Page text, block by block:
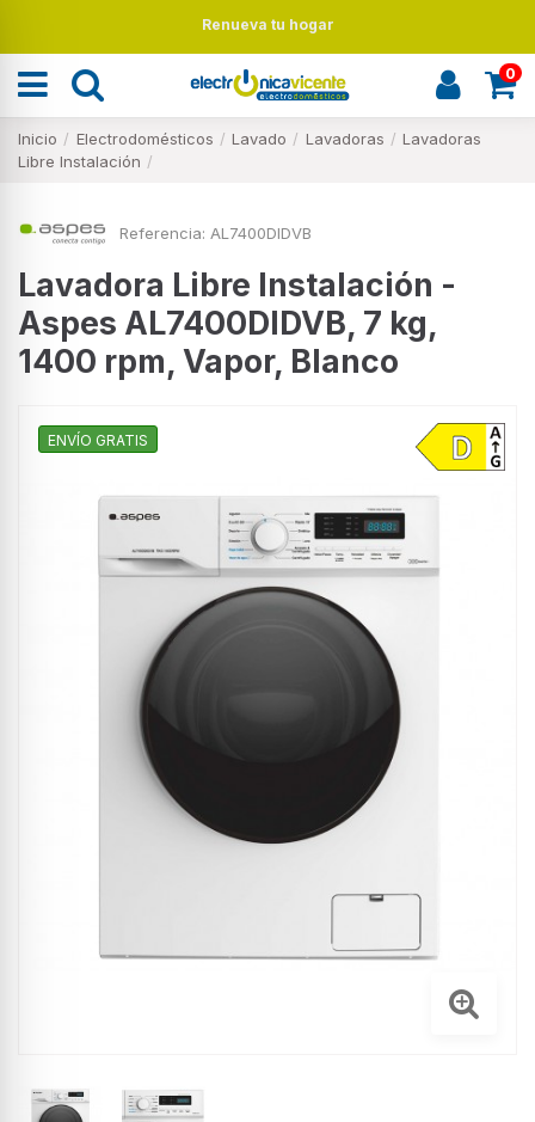
Renueva tu hogar
0
Inicio Electrodomésticos Lavado Lavadoras
Lavadoras
Libre Instalación
Referencia: AL7400DIDVB
Lavadora Libre Instalación -
Aspes AL7400DIDVB, 7 kg,
1400 rpm, Vapor, Blanco
ENVÍO GRATIS